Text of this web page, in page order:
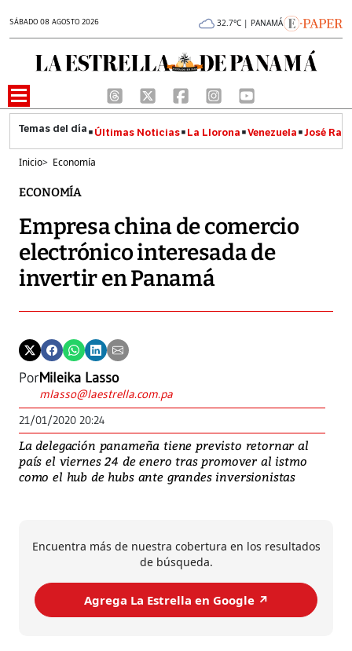
SÁBADO 08 AGOSTO 2026 32.7°C | PANAMÁ
Últimas Noticias La Llorona Venezuela José
Inicio> Economía
ECONOMÍA
Empresa china de comercio
electrónico interesada de
invertir en Panamá
PorMileika Lasso
mlasso@laestrella.com.pa
21/01/2020 20:24
La delegación panameña tiene previsto retornar al
país el viernes 24 de enero tras promover al istmo
como el hub de hubs ante grandes inversionistas
Encuentra más de nuestra cobertura en los resultados
de búsqueda.
Agrega La Estrella en Google ↗️